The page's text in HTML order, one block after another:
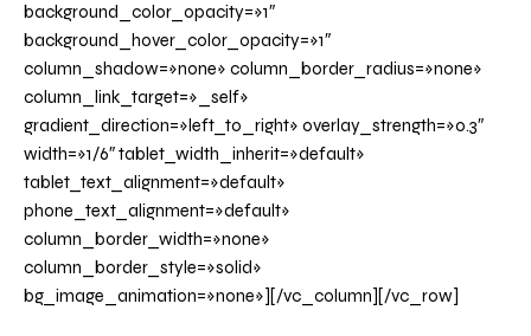
background_color_opacity=»1″
background_hover_color_opacity=»1″
column_shadow=»none» column_border_radius=»none»
column_link_target=»_self»
gradient_direction=»left_to_right» overlay_strength=»0.3″
width=»1/6″ tablet_width_inherit=»default»
tablet_text_alignment=»default»
phone_text_alignment=»default»
column_border_width=»none»
column_border_style=»solid»
bg_image_animation=»none»][/vc_column][/vc_row]